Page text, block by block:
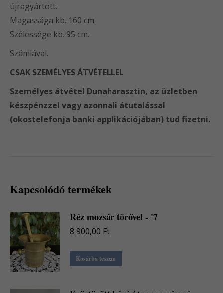
újragyártott.
Magassága kb. 160 cm.
Szélessége kb. 95 cm.
Számlával.
CSAK SZEMÉLYES ÁTVÉTELLEL
Személyes átvétel Dunaharasztin, az üzletben
készpénzzel vagy azonnali átutalással
(okostelefonja banki applikációjában) tud fizetni.
Kapcsolódó termékek
Réz mozsár törővel - '7
8 900,00 Ft
Kosárba teszem